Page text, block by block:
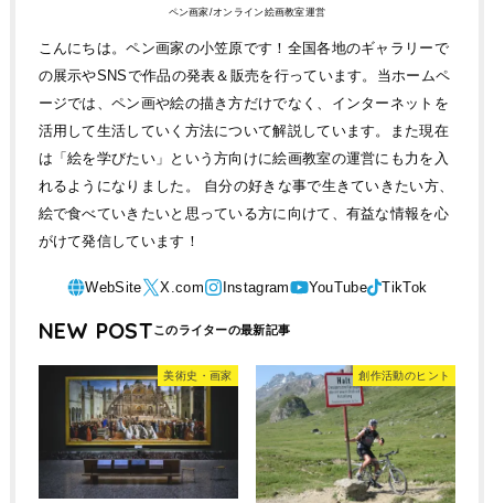
ペン画家/オンライン絵画教室運営
こんにちは。ペン画家の小笠原です！全国各地のギャラリーで
の展示やSNSで作品の発表＆販売を行っています。当ホームペ
ージでは、ペン画や絵の描き方だけでなく、インターネットを
活用して生活していく方法について解説しています。また現在
は「絵を学びたい」という方向けに絵画教室の運営にも力を入
れるようになりました。 自分の好きな事で生きていきたい方、
絵で食べていきたいと思っている方に向けて、有益な情報を心
がけて発信しています！
NEW POST
美術史・画家 創作活動のヒント